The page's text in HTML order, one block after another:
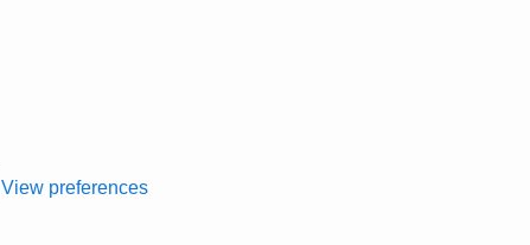
View preferences